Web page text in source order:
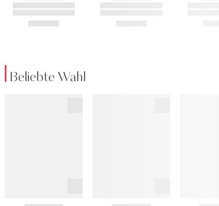
Beliebte Wahl